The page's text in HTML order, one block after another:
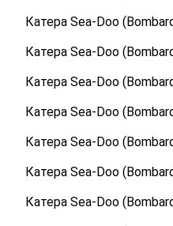
Катера Sea-Doo
Катера Sea-Doo
Катера Sea-Doo
Катера Sea-Doo
Катера Sea-Doo
Катера Sea-Doo
Катера Sea-Doo